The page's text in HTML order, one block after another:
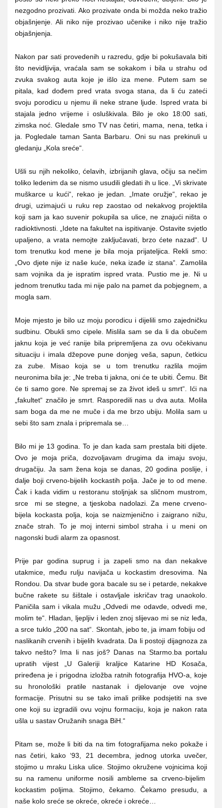
nezgodno prozivati. Ako prozivate onda bi možda neko tražio
objašnjenje. Ali niko nije prozivao učenike i niko nije tražio
objašnjenja.
Nakon par sati provedenih u razredu, gdje bi pokušavala biti
što nevidljivija, vraćala sam se sokakom i bila u strahu od
zvuka svakog auta koje je išlo iza mene. Putem sam se
pitala, kad dođem pred vrata svoga stana, da li ću zateći
svoju porodicu u njemu ili neke strane ljude. Ispred vrata bi
stajala jedno vrijeme i osluškivala. Bilo je oko 18:00 sati,
zimska noć. Gledale smo TV nas četiri, mama, nena, tetka i
ja. Pogledale taman Santa Barbaru. Oni su nas prekinuli u
gledanju „Kola sreće“.
Ušli su njih nekoliko, ćelavih, izbrijanih glava, očiju sa nečim
toliko ledenim da se nismo usudili gledati ih u lice. „Vi skrivate
muškarce u kući“, rekao je jedan. „Imate oružje“, rekao je
drugi, uzimajući u ruku rep zaostao od nekakvog projektila
koji sam ja kao suvenir pokupila sa ulice, ne znajući ništa o
radioktivnosti. „Idete na fakultet na ispitivanje. Ostavite svjetlo
upaljeno, a vrata nemojte zaključavati, brzo ćete nazad“. U
tom trenutku kod mene je bila moja prijateljica. Rekli smo:
„Ovo djete nije iz naše kuće, neka izađe iz stana“. Zamolila
sam vojnika da je ispratim ispred vrata. Pustio me je. Ni u
jednom trenutku tada mi nije palo na pamet da pobjegnem, a
mogla sam.
Moje mjesto je bilo uz moju porodicu i dijelili smo zajedničku
sudbinu. Obukli smo cipele. Mislila sam se da li da obučem
jaknu koja je već ranije bila pripremljena za ovu očekivanu
situaciju i imala džepove pune donjeg veša, sapun, četkicu
za zube. Misao koja se u tom trenutku razlila mojim
neuronima bila je: „Ne treba ti jakna, oni će te ubiti. Čemu. Bit
će ti samo gore. Ne spremaj se za život ideš u smrt“. Ići na
„fakultet“ značilo je smrt. Rasporedili nas u dva auta. Molila
sam boga da me ne muče i da me brzo ubiju. Molila sam u
sebi što sam znala i pripremala se…
Bilo mi je 13 godina. To je dan kada sam prestala biti dijete.
Ovo je moja priča, dozvoljavam drugima da imaju svoju,
drugačiju. Ja sam žena koja se danas, 20 godina poslije, i
dalje boji crveno-bijelih kockastih polja. Jače je to od mene.
Čak i kada vidim u restoranu stoljnjak sa sličnom mustrom,
srce mi se stegne, a tjeskoba nadolazi. Za mene crveno-
bijela kockasta polja, koja se naizmjenično i zaigrano nižu,
znače strah. To je moj interni simbol straha i u meni on
nagonski budi alarm za opasnost.
Prije par godina suprug i ja zapeli smo na dan nekakve
utakmice, među rulju navijača u kockastim dresovima. Na
Rondou. Da stvar bude gora bacale su se i petarde, nekakve
bučne rakete su šištale i ostavljale iskričav trag unaokolo.
Paničila sam i vikala mužu „Odvedi me odavde, odvedi me,
molim te“. Hladan, ljepljiv i leden znoj slijevao mi se niz leđa,
a srce tuklo „200 na sat“. Skontah, jebo te, ja imam fobiju od
naslikanih crvenih i bijelih kvadrata. Da li postoji dijagnoza za
takvo nešto? Ima li nas još? Danas na Starmo.ba portalu
upratih vijest „U Galeriji kraljice Katarine HD Kosača,
priređena je i prigodna izložba ratnih fotografija HVO-a, koje
su hronološki pratile nastanak i djelovanje ove vojne
formacije. Prisutni su se tako imali prilike podsjetiti na sve
one koji su izgradili ovu vojnu formaciju, koja je nakon rata
ušla u sastav Oružanih snaga BiH.“
Pitam se, može li biti da na tim fotografijama neko pokaže i
nas četiri, kako ‘93, 21 decembra, jednog utorka uvečer,
stojimo u mraku Liska ulice. Stojimo okružene vojnicima koji
su na ramenu uniforme nosili ambleme sa crveno-bijelim
kockastim poljima. Stojimo, čekamo. Čekamo presudu, a
naše kolo sreće se okreće, okreće i okreće…